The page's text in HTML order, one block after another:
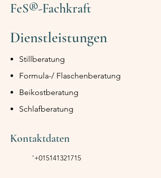
FeS®-Fachkraft
Dienstleistungen
Stillberatung
Formula-/ Flaschenberatung
Beikostberatung
Schlafberatung
Kontaktdaten
'+015141321715